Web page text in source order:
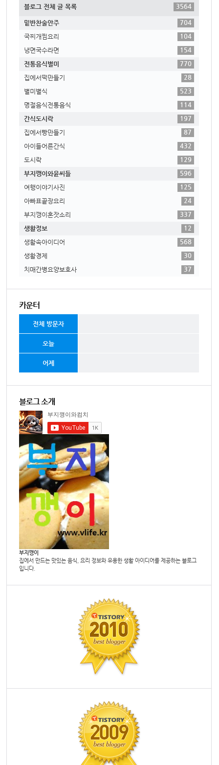
블로그 전체 글 목록 3564
밑반찬술안주
704
국찌개찜요리
104
냉면국수라면
154
전통음식별미
770
집에서떡만들기
28
별미별식
523
명절음식전통음식
114
간식도시락
197
집에서빵만들기
87
아이들어른간식
432
도시락
129
부지깽이와윤씨들
596
여행이야기사진
125
아빠표끝장요리
24
부지깽이혼잣소리
337
생활정보
12
생활속아이디어
568
생활경제
30
치매간병요양보호사
37
카운터
전체 방문자
오늘
어제
블로그 소개
부지깽이
집에서 만드는 맛있는 음식, 요리 정보와 유용한 생활 아이디어를 제공하는 블로그
입니다.